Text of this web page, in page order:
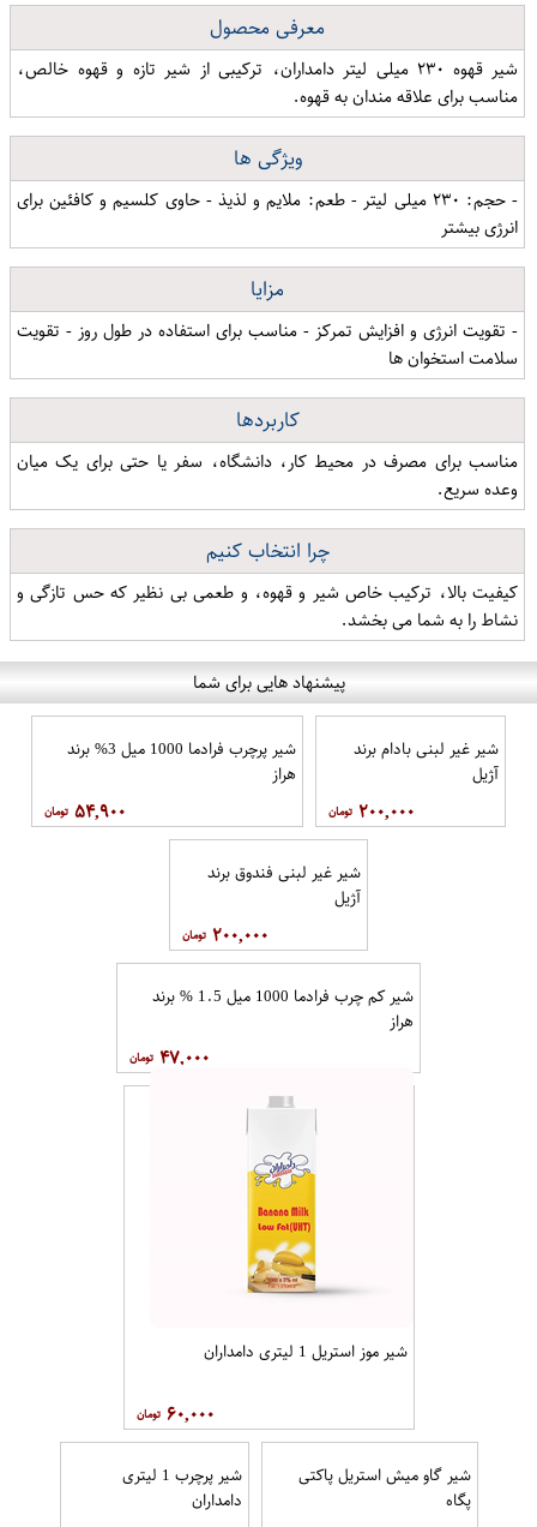
معرفی محصول
شیر قهوه ۲۳۰ میلی لیتر دامداران، ترکیبی از شیر تازه و قهوه خالص،
مناسب برای علاقه مندان به قهوه.
ویژگی ها
- حجم: ۲۳۰ میلی لیتر - طعم: ملایم و لذیذ - حاوی کلسیم و کافئین برای
انرژی بیشتر
مزایا
- تقویت انرژی و افزایش تمرکز - مناسب برای استفاده در طول روز - تقویت
سلامت استخوان ها
کاربردها
مناسب برای مصرف در محیط کار، دانشگاه، سفر یا حتی برای یک میان
وعده سریع.
چرا انتخاب کنیم
کیفیت بالا، ترکیب خاص شیر و قهوه، و طعمی بی نظیر که حس تازگی و
نشاط را به شما می بخشد.
پیشنهاد هایی برای شما
شیر غیر لبنی بادام برند
آژیل
۲۰۰,۰۰۰
شیر پرچرب فرادما 1000 میل 3% برند
هراز
۵۴,۹۰۰
شیر غیر لبنی فندوق برند
آژیل
۲۰۰,۰۰۰
شیر کم چرب فرادما 1000 میل 1.5 % برند
هراز
۴۷,۰۰۰
شیر موز استریل 1 لیتری دامداران
۶۰,۰۰۰
شیر گاو میش استریل پاکتی
پگاه
شیر پرچرب 1 لیتری
دامداران